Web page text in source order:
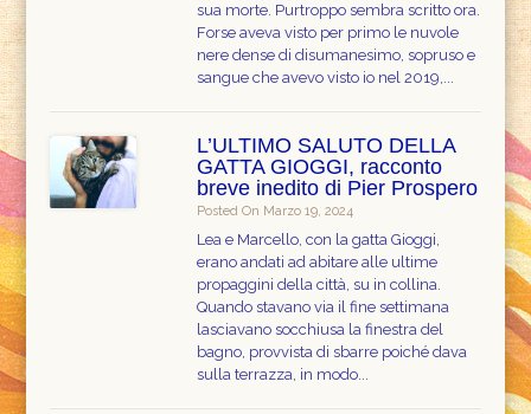
sua morte. Purtroppo sembra scritto ora.
Forse aveva visto per primo le nuvole
nere dense di disumanesimo, sopruso e
sangue che avevo visto io nel 2019,...
L’ULTIMO SALUTO DELLA
GATTA GIOGGI, racconto
breve inedito di Pier Prospero
Posted On Marzo 19, 2024
Lea e Marcello, con la gatta Gioggi,
erano andati ad abitare alle ultime
propaggini della città, su in collina.
Quando stavano via il fine settimana
lasciavano socchiusa la finestra del
bagno, provvista di sbarre poiché dava
sulla terrazza, in modo...